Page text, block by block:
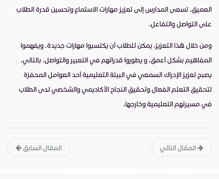
العميق، تسعى المدارس إلى تعزيز مهارات الاستماع وتحسين قدرة الطلاب
على التواصل والتفاعل.
ومن خلال هذا التعزيز، يمكن للطلاب أن يكتسبوا مهارات جديدة، ويفهموا
المفاهيم بشكل أعمق، و يطوروا قدراتهم في التعبير والتواصل. بالتالي،
يصبح تعزيز الإدراك السمعي في البيئة التعليمية أحد العوامل المحفزة
لتحقيق التعلم الفعال وتحقيق النجاح الأكاديمي والشخصي لدى الطلاب
في مسيرتهم التعليمية وخارجها.
المقال السابق المقال التالي